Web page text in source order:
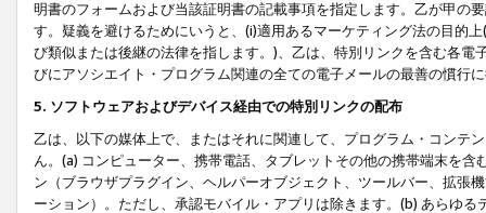
明書のフォームおよび当該証明書の記載事項を指定します。乙が甲の
す。疑義を避けるためにいうと、(i)適用あるマーケティング法の目的
び類似または後継の法律を指します。)、乙は、特別リンクを含む各
びにアソシエイト・プログラム関連の全ての電子メールの最善の慣行
5. ソフトウェアおよびデバイス経由での特別リンクの配布
乙は、以下の媒体上で、またはそれに関連して、プログラム・コンテ
ん。(a) コンピューター、携帯電話、タブレットその他の携帯端末を
ン（ブラウザプラグイン、ヘルパーオブジェクト、ツールバー、拡張
ーション）。ただし、承認モバイル・アプリは除きます。(b) あらゆ